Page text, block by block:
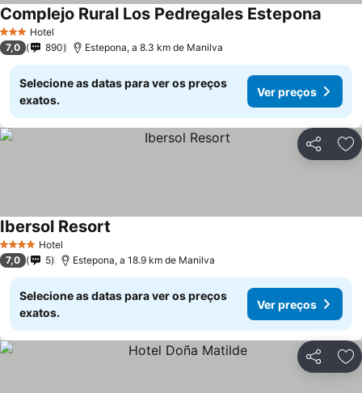
3 EstrelasHotel
Complejo Rural Los Pedregales Estepona
7,0 890 Estepona, a 8.3 km de Manilva
Selecione as datas para ver os preços
exatos.
Ver preços
Partilhar
4 EstrelasHotel
Ibersol Resort
7,0 5 Estepona, a 18.9 km de Manilva
Selecione as datas para ver os preços
exatos.
Ver preços
Partilhar